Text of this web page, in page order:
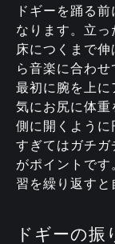
ドギーを踊る
なります。立
床につくまで
ら音楽に合わせ
最初に腕を上
気にお尻に体
側に開くように
すぎてはガチ
がポイントで
習を繰り返すと
ドギーの振